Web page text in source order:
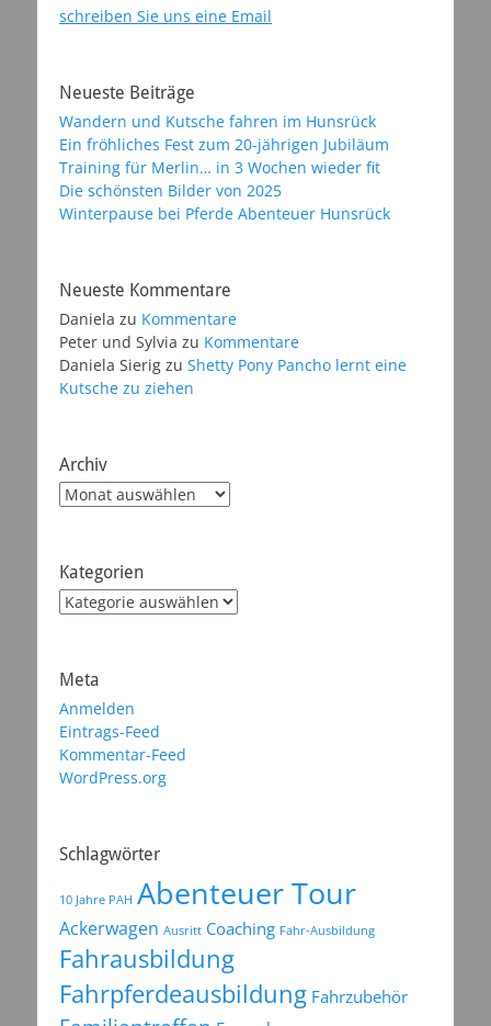
schreiben Sie uns eine Email
Neueste Beiträge
Wandern und Kutsche fahren im Hunsrück
Ein fröhliches Fest zum 20-jährigen Jubiläum
Training für Merlin… in 3 Wochen wieder fit
Die schönsten Bilder von 2025
Winterpause bei Pferde Abenteuer Hunsrück
Neueste Kommentare
Daniela zu Kommentare
Peter und Sylvia zu Kommentare
Daniela Sierig zu Shetty Pony Pancho lernt eine
Kutsche zu ziehen
Archiv
Archiv
Kategorien
Kategorien
Meta
Anmelden
Eintrags-Feed
Kommentar-Feed
WordPress.org
Schlagwörter
10 Jahre PAH Abenteuer Tour
Ackerwagen Ausritt Coaching Fahr-Ausbildung
Fahrausbildung
Fahrpferdeausbildung Fahrzubehör